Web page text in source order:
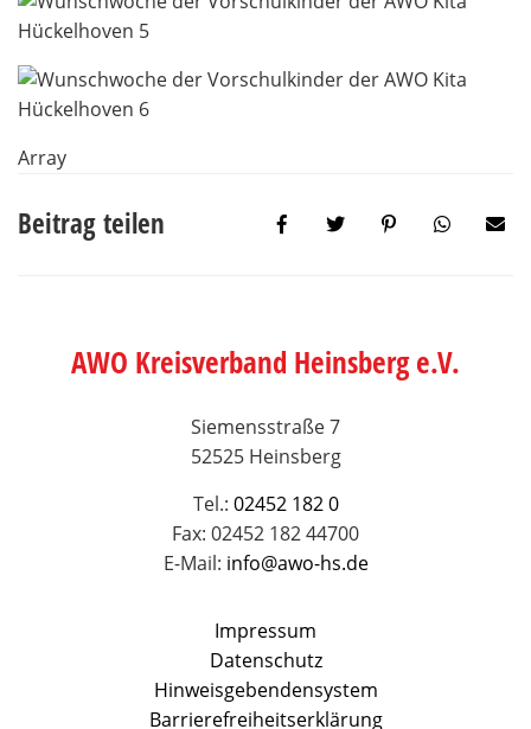
Array
Beitrag teilen
AWO Kreisverband Heinsberg e.V.
Siemensstraße 7
52525 Heinsberg
Tel.: 02452 182 0
Fax: 02452 182 44700
E-Mail: info@awo-hs.de
Impressum
Datenschutz
Hinweisgebendensystem
Barrierefreiheitserklärung